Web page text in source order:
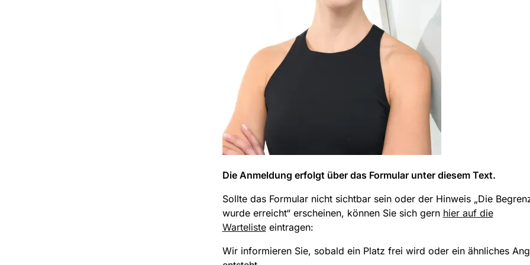
Die Anmeldung erfolgt über das Formular unter diesem Text.
Sollte das Formular nicht sichtbar sein oder der Hinweis „Die
wurde erreicht“ erscheinen, können Sie sich gern hier auf die
Wartelisteeintragen:
Wir informieren Sie, sobald ein Platz frei wird oder ein ähnliches